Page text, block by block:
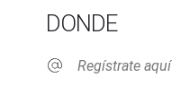
DONDE
Regístrate aquí